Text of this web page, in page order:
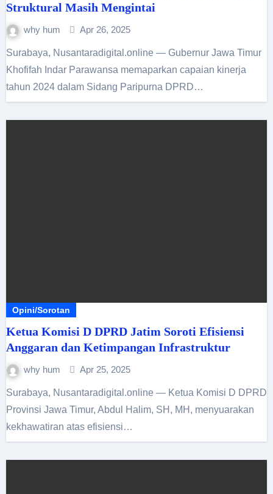
Struktural Masih Mengintai
why hum Apr 26, 2025
Surabaya, Nusantaradigital.online — Gubernur Jawa Timur
Khofifah Indar Parawansa memaparkan capaian kinerja
tahun 2024 dalam Sidang Paripurna DPRD…
Opini/Sorotan
Ketua Komisi D DPRD Jatim Soroti Efisiensi
Anggaran dan Ketimpangan Infrastruktur
why hum Apr 25, 2025
Surabaya, Nusantaradigital.online — Ketua Komisi D DPRD
Provinsi Jawa Timur, Abdul Halim, SH, MH, menyuarakan
kekhawatiran atas efisiensi…